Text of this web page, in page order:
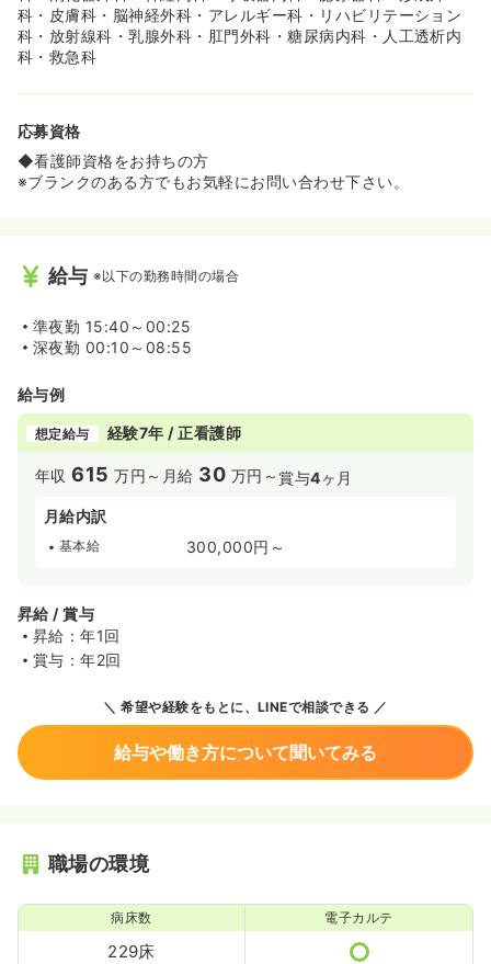
科・皮膚科・脳神経外科・アレルギー科・リハビリテーション
科・放射線科・乳腺外科・肛門外科・糖尿病内科・人工透析内
科・救急科
応募資格
◆看護師資格をお持ちの方
※ブランクのある方でもお気軽にお問い合わせ下さい。
給与 ※以下の勤務時間の場合
準夜勤 15:40～00:25
深夜勤 00:10～08:55
給与例
想定給与 経験7年 / 正看護師
年収615 万円～ 月給 30 万円～賞与4ヶ月
月給内訳
基本給 300,000円～
昇給 / 賞与
昇給：年1回
賞与：年2回
希望や経験をもとに、LINEで相談できる
給与や働き方について聞いてみる
職場の環境
病床数
229床
電子カルテ